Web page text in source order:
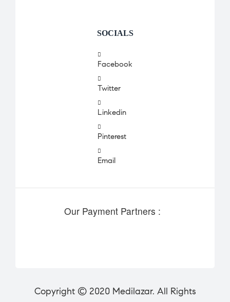
SOCIALS
Facebook
Twitter
Linkedin
Pinterest
Email
Our Payment Partners :
Copyright © 2020 Medilazar. All Rights